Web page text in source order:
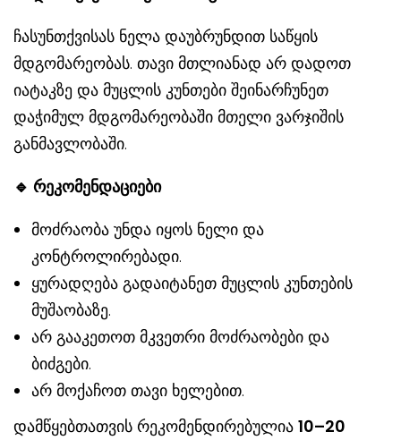
ჩასუნთქვისას ნელა დაუბრუნდით საწყის
მდგომარეობას. თავი მთლიანად არ დადოთ
იატაკზე და მუცლის კუნთები შეინარჩუნეთ
დაჭიმულ მდგომარეობაში მთელი ვარჯიშის
განმავლობაში.
🔹 რეკომენდაციები
მოძრაობა უნდა იყოს ნელი და
კონტროლირებადი.
ყურადღება გადაიტანეთ მუცლის კუნთების
მუშაობაზე.
არ გააკეთოთ მკვეთრი მოძრაობები და
ბიძგები.
არ მოქაჩოთ თავი ხელებით.
დამწყებთათვის რეკომენდირებულია 10–20